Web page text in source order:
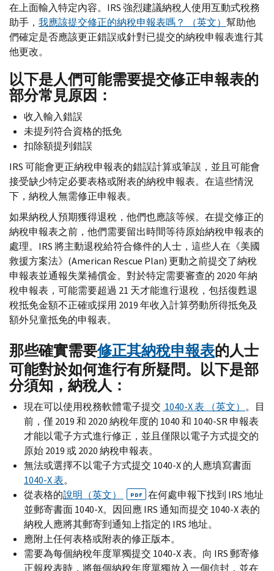
在上面輸入特定內容。 IRS強烈建議納稅人使用互動式稅務
助手， 我應該提交修正的納稅申報表嗎？ （英文） 幫助他
們確定是否應該更正錯誤或針對已提交的納稅申報表進行其
他更改。
以下是人們可能需要提交修正申報表的
部分常見原因：
收入輸入錯誤
未提列符合資格的抵免
扣除額提列錯誤
IRS可能會更正納稅申報表的錯誤計算或筆誤，並且可能會
接受缺少特定必要表格或附表的納稅申報表。在這些情況
下，納稅人無需修正申報表。
如果納稅人預期獲得退稅，他們也應該等候。在提交修正的
納稅申報表之前，他們需要留出時間等待原始納稅申報表的
處理。 IRS 將主動退稅給符合條件的人士，這些人在《美國
救援方案法》(American Rescue Plan) 更動之前提交了納稅
申報表並通報失業補償金。對於特定需要審查的 2020 年納
稅申報表，可能需要超過 21 天才能進行退稅，包括復甦退
稅抵免金額不正確或採用 2019 年收入計算勞動所得抵免及
額外兒童抵免的申報表。
那些確實需要修正其納稅申報表的人士
可能對於如何進行有所疑問。以下是部
分須知，納稅人：
現在可以使用稅務軟體電子提交 1040-X表 （英文） 。目
前，僅 2019 和 2020 納稅年度的 1040 和 1040-SR申報表
才能以電子方式進行修正，並且僅限以電子方式提交的
原始 2019 或 2020 納稅申報表。
無法或選擇不以電子方式提交 1040-X的人應填寫書面
1040-X表。
從表格的說明（英文） PDF 在何處申報下找到 IRS地址
並郵寄書面 1040-X。因回應IRS通知而提交 1040-X表的
納稅人應將其郵寄到通知上指定的 IRS地址。
應附上任何表格或附表的修正版本。
需要為每個納稅年度單獨提交 1040-X表。向 IRS郵寄修
正報稅表時，將每個納稅年度單獨放入一個信封，並在